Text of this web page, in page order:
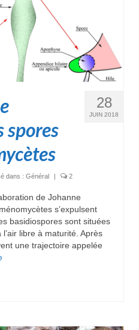
28
JUIN 2018
spores
dans : Général | 2
de Johanne
s’expulsent
basidiospores sont situées
libre à maturité. Après
une trajectoire appelée